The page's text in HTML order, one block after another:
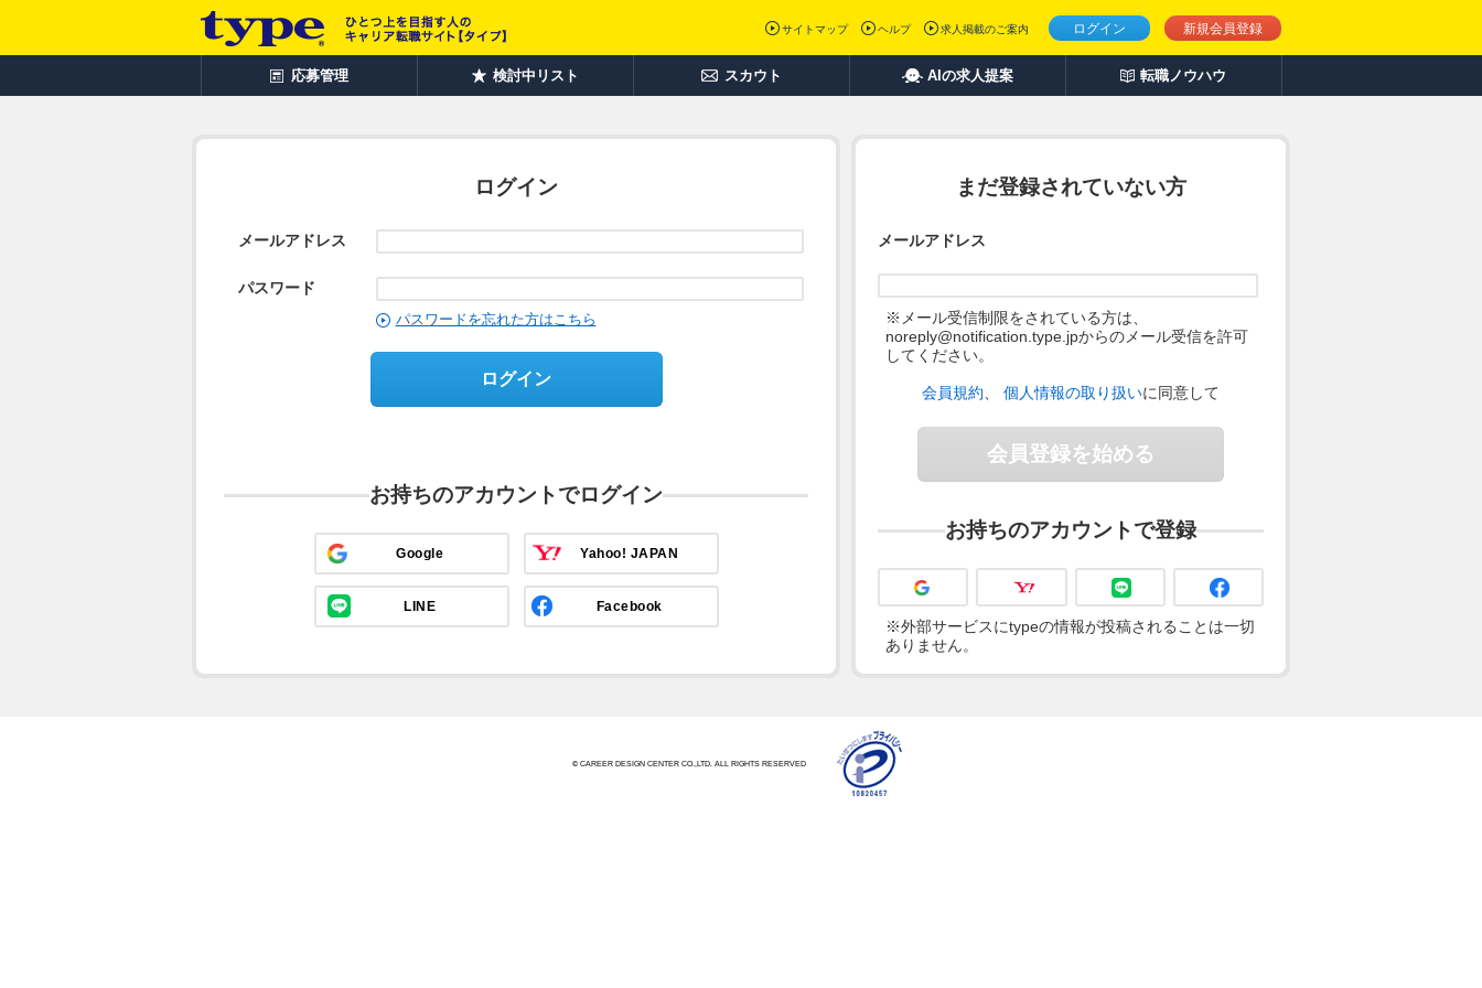
ログイン 新規会員登録
サイトマップ ヘルプ 求人掲載のご案内
応募管理 検討中リスト スカウト AIの求人提案 転職ノウハウ
ログイン
メールアドレス
パスワード
パスワードを忘れた方はこちら
ログイン
お持ちのアカウントでログイン
Google Yahoo! JAPAN
LINE Facebook
まだ登録されていない方
メールアドレス
※メール受信制限をされている方は、
noreply@notification.type.jpからのメール受信を許可
してください。
会員規約 個人情報の取り扱いに同意して
会員登録を始める
お持ちのアカウントで登録
※外部サービスにtypeの情報が投稿されることは一切
ありません。
© CAREER DESIGN CENTER CO.,LTD. ALL RIGHTS RESERVED